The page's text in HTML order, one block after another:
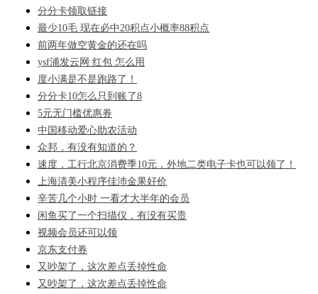
分分卡领取链接
最少10毛 现在必中20积点小概率88积点
前两年做空黄金的还在吗
ysf浦发云网 红包 怎么用
度小满是不是跑路了！
分分卡10怎么只到账了8
5元无门槛优惠券
中国移动爱心助农活动
众邦，有没有知道的？
速度，工行北京消费季10元，外地二类电子卡也可以领了！
上海清美小程序佳沛金果好价
辛苦几个小时 一看才大半年的会员
闲鱼买了一个扫描仪，有没有买贵
视频会员还可以领
京东支付券
又吵架了，这次差点丢掉性命
又吵架了，这次差点丢掉性命